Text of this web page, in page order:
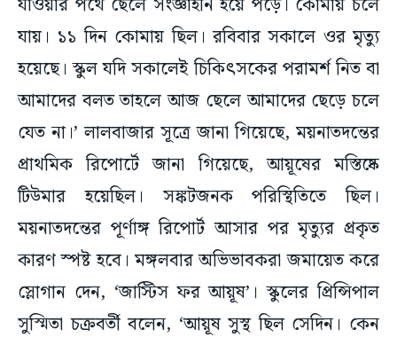
যায়। ১১ দিন কোমায় ছিল। রবিবার সকালে ওর মৃত্যু
হয়েছে। স্কুল যদি সকালেই চিকিৎসকের পরামর্শ নিত বা
আমাদের বলত তাহলে আজ ছেলে আমাদের ছেড়ে চলে
যেত না।’ লালবাজার সূত্রে জানা গিয়েছে, ময়নাতদন্তের
প্রাথমিক রিপোর্টে জানা গিয়েছে, আয়ূষের মস্তিষ্কে
টিউমার হয়েছিল। সঙ্কটজনক পরিস্থিতিতে ছিল।
ময়নাতদন্তের পূর্ণাঙ্গ রিপোর্ট আসার পর মৃত্যুর প্রকৃত
কারণ স্পষ্ট হবে। মঙ্গলবার অভিভাবকরা জমায়েত করে
স্লোগান দেন, ‘জাস্টিস ফর আয়ূষ’। স্কুলের প্রিন্সিপাল
সুস্মিতা চক্রবর্তী বলেন, ‘আয়ূষ সুস্থ ছিল সেদিন। কেন